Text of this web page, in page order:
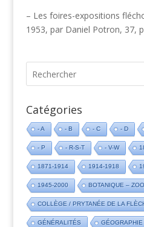
– Les foires-expositions
1953, par Daniel Potron, 37,
Catégories
- A - B - C - D
- P - R-S-T - V-W
1871-1914 1914-1918
1945-2000 BOTANIQUE –
COLLÈGE / PRYTANÉE DE LA
GÉNÉRALITÉS GÉOGRAPHIE